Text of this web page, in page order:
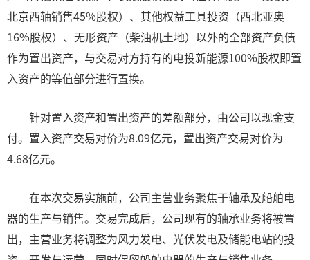
北京西轴销售45%股权）、其他权益工具投资（西北亚奥
16%股权）、无形资产（柴油机土地）以外的全部资产负债
作为置出资产，与交易对方持有的电投新能源100%股权即置
入资产的等值部分进行置换。
针对置入资产和置出资产的差额部分，由公司以现金支
付。置入资产交易对价为8.09亿元，置出资产交易对价为
4.68亿元。
在本次交易实施前，公司主营业务聚焦于轴承及船舶电
器的生产与销售。交易完成后，公司现有的轴承业务将被置
出，主营业务将调整为风力发电、光伏发电及储能电站的投